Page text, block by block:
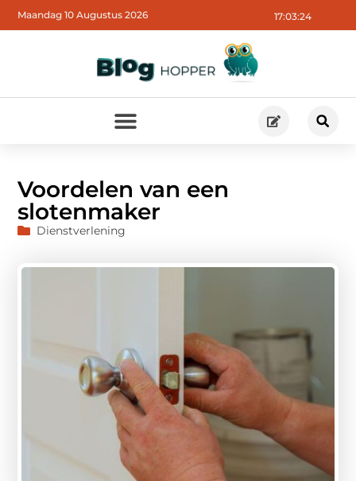
17:03:25
Maandag 10 Augustus 2026
Voordelen van een
slotenmaker
Dienstverlening